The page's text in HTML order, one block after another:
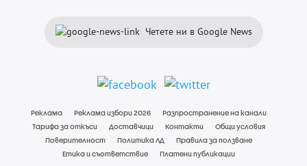
Четете ни в Google News
Реклама Реклама избори 2026
Разпространение на канали
Тарифа за откъси
Доставчици Контакти
Общи условия
Поверителност
Политика ЛД
Правила за ползване
Етика и съответствие
Платени публикации